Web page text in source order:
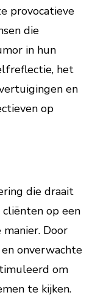
provocatieve
die
in hun
het
en
op
die draait
op een
Door
onverwachte
om
te kijken.